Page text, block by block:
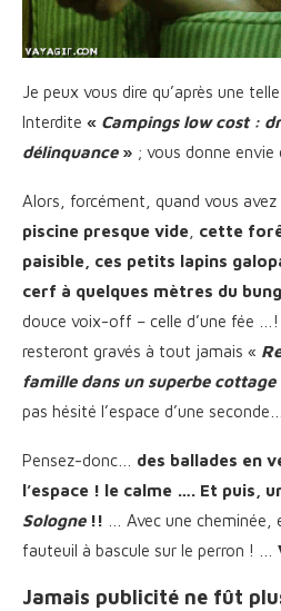
Je peux vous dire qu’après une
Interdite « Campings low cost :
délinquance » ; vous donne envie
Alors, forcément, quand vous avez
piscine presque vide cette
paisible, ces petits lapins
cerf à quelques mètres du
douce voix-off – celle d’une fée
resteront gravés à tout jamais «
famille dans un superbe cottage
pas hésité l’espace d’une seconde…
Pensez-donc… des ballades en
l’espace ! le calme …. Et puis,
Sologne!! … Avec une
fauteuil à bascule sur le perron ! …
Jamais publicité ne fût